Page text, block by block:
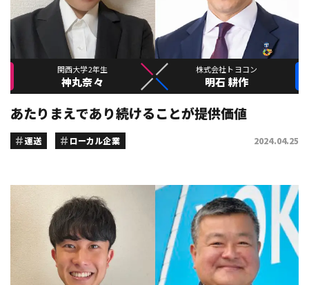
関西大学2年生
神丸奈々
株式会社トヨコン
明石 耕作
あたりまえであり続けることが提供価値
運送 ローカル企業 2024.04.25